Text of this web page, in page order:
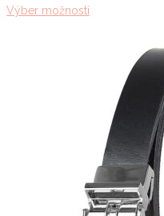
Výber možnostíTento
variantov.
Možnosti
môžete
vybrať
stránke
produktu.